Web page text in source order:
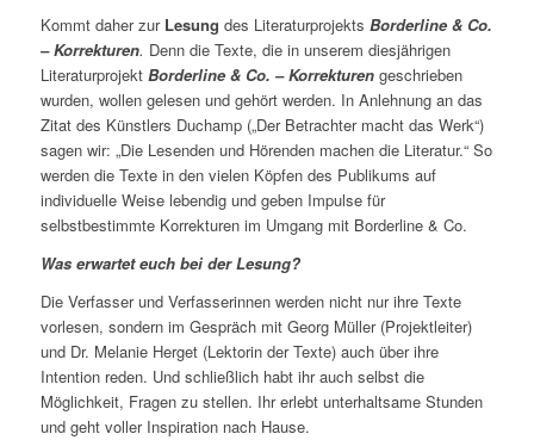
Kommt daher zurLesung des Literaturprojekts Borderline & Co.
– Korrekturen. Denn die Texte, die in unserem diesjährigen
Literaturprojekt Borderline & Co. – Korrekturengeschrieben
wurden, wollen gelesen und gehört werden. In Anlehnung an das
Zitat des Künstlers Duchamp („Der Betrachter macht das Werk“)
sagen wir: „Die Lesenden und Hörenden machen die Literatur.“ So
werden die Texte in den vielen Köpfen des Publikums auf
individuelle Weise lebendig und geben Impulse für
selbstbestimmte Korrekturen im Umgang mit Borderline & Co.
Was erwartet euch bei der Lesung?
Die Verfasser und Verfasserinnen werden nicht nur ihre Texte
vorlesen, sondern im Gespräch mit Georg Müller (Projektleiter)
und Dr. Melanie Herget (Lektorin der Texte) auch über ihre
Intention reden. Und schließlich habt ihr auch selbst die
Möglichkeit, Fragen zu stellen. Ihr erlebt unterhaltsame Stunden
und geht voller Inspiration nach Hause.